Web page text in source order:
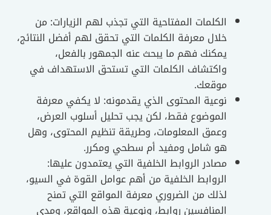
الكلمات المفتاحية التي تجذب لهم الزيارات: من
خلال معرفة الكلمات التي تحقق لهم أفضل النتائج،
يمكنك فهم ما يبحث عنه الجمهور بالفعل،
واكتشاف الكلمات التي تستحق الاستهداف في
موقعك.
نوعية المحتوى الذي يقدمونه: لا يكفي معرفة
الموضوع فقط، لكن يجب تحليل أسلوب العرض،
وعمق المعلومات، وطريقة تنظيم المحتوى، وهل
هو شامل ومفيد أم سطحي ومكرر.
مصادر الروابط الخلفية التي يعتمدون عليها:
الروابط الخلفية من أهم عوامل القوة في السيو،
لذلك من الضروري معرفة المواقع التي تمنح
المنافسين روابط، ونوعية هذه المواقع، ومدى